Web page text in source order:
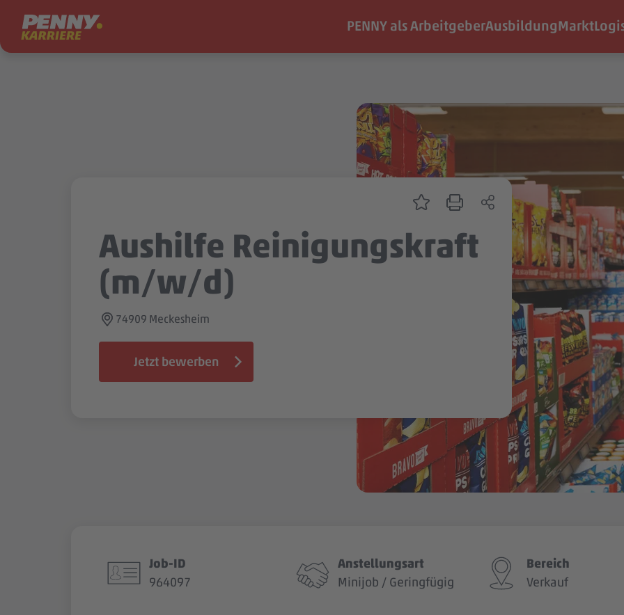
Zum Inhalt springen PENNY als ArbeitgeberAusbildungMarkt
Aushilfe Reinigungskraft
(m/w/d)
74909 Meckesheim
Jetzt bewerben
Job-ID
964097
Anstellungsart
Minijob / Geringfügig
Bereich
Verkauf